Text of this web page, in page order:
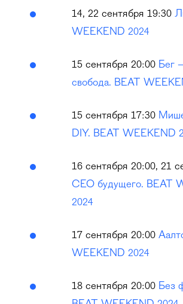
14, 22 сентября 19:30
WEEKEND 2024
15 сентября 20:00 Бег
свобода. BEAT
15 сентября 17:30
DIY. BEAT WEEKEND
16 сентября 20:00, 21
CEO будущего. BEAT
2024
17 сентября 20:00
WEEKEND 2024
18 сентября 20:00 Без